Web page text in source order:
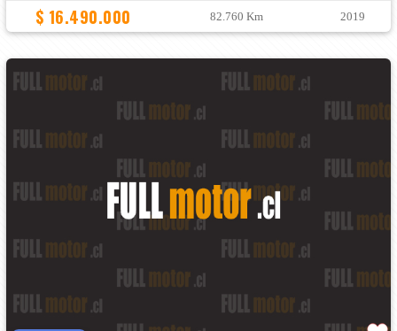
$ 16.490.000 82.760 Km 2019